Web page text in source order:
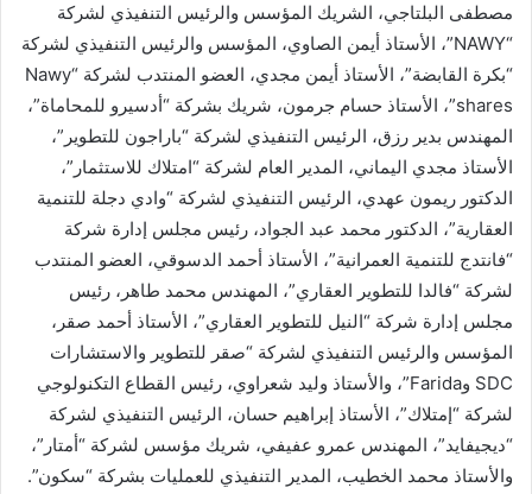
مصطفى البلتاجي، الشريك المؤسس والرئيس التنفيذي لشركة
“NAWY”، الأستاذ أيمن الصاوي، المؤسس والرئيس التنفيذي لشركة
“بكرة القابضة”، الأستاذ أيمن مجدي، العضو المنتدب لشركة “Nawy
shares”، الأستاذ حسام جرمون، شريك بشركة “أدسيرو للمحاماة”،
المهندس بدير رزق، الرئيس التنفيذي لشركة “باراجون للتطوير”،
الأستاذ مجدي اليماني، المدير العام لشركة “امتلاك للاستثمار”،
الدكتور ريمون عهدي، الرئيس التنفيذي لشركة “وادي دجلة للتنمية
العقارية”، الدكتور محمد عبد الجواد، رئيس مجلس إدارة شركة
“فانتدج للتنمية العمرانية”، الأستاذ أحمد الدسوقي، العضو المنتدب
لشركة “فالدا للتطوير العقاري”، المهندس محمد طاهر، رئيس
مجلس إدارة شركة “النيل للتطوير العقاري”، الأستاذ أحمد صقر،
المؤسس والرئيس التنفيذي لشركة “صقر للتطوير والاستشارات
SDC وFarida”، والأستاذ وليد شعراوي، رئيس القطاع التكنولوجي
لشركة “إمتلاك”، الأستاذ إبراهيم حسان، الرئيس التنفيذي لشركة
“ديجيفايد”، المهندس عمرو عفيفي، شريك مؤسس لشركة “أمتار”،
والأستاذ محمد الخطيب، المدير التنفيذي للعمليات بشركة “سكون”.